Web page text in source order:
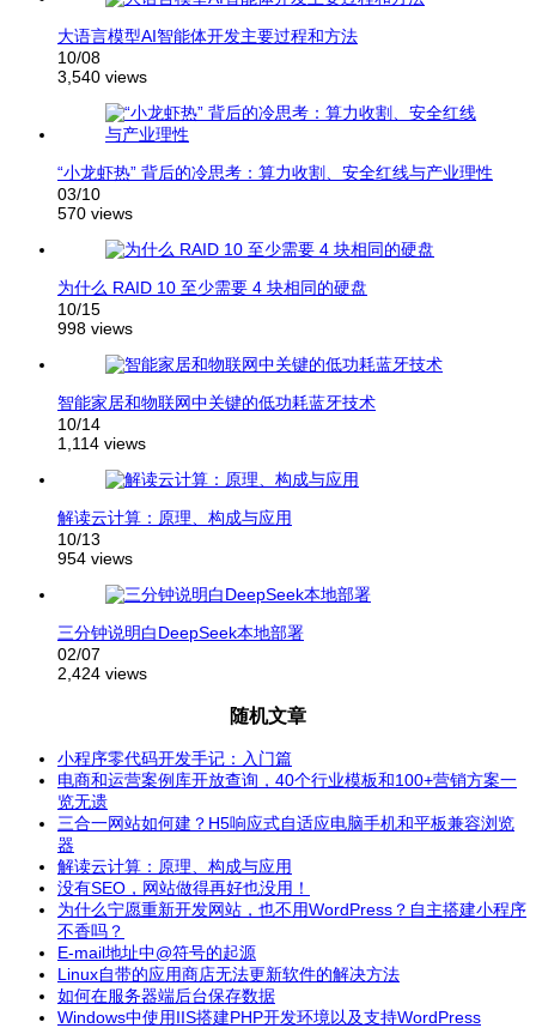
大语言模型AI智能体开发主要过程和方法
10/08
3,540 views
“小龙虾热” 背后的冷思考：算力收割、安全红线与产业理性
03/10
570 views
为什么 RAID 10 至少需要 4 块相同的硬盘
10/15
998 views
智能家居和物联网中关键的低功耗蓝牙技术
10/14
1,114 views
解读云计算：原理、构成与应用
10/13
954 views
三分钟说明白DeepSeek本地部署
02/07
2,424 views
随机文章
小程序零代码开发手记：入门篇
电商和运营案例库开放查询，40个行业模板和100+营销方案一
览无遗
三合一网站如何建？H5响应式自适应电脑手机和平板兼容浏览
器
解读云计算：原理、构成与应用
没有SEO，网站做得再好也没用！
为什么宁愿重新开发网站，也不用WordPress？自主搭建小程序
不香吗？
E-mail地址中@符号的起源
Linux自带的应用商店无法更新软件的解决方法
如何在服务器端后台保存数据
Windows中使用IIS搭建PHP开发环境以及支持WordPress